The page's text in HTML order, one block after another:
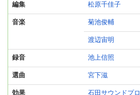
編集 松原千佳子
音楽 菊池俊輔
渡辺宙明
録音 池上信照
選曲 宮下滋
効果 石田サウンドプロ